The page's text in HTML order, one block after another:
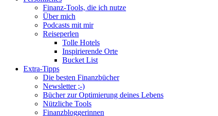
Finanz-Tools, die ich nutze
Über mich
Podcasts mit mir
Reiseperlen
Tolle Hotels
Inspirierende Orte
Bucket List
Extra-Tipps
Die besten Finanzbücher
Newsletter ;-)
Bücher zur Optimierung deines Lebens
Nützliche Tools
Finanzbloggerinnen